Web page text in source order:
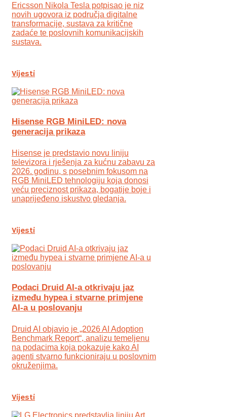
Ericsson Nikola Tesla potpisao je niz
novih ugovora iz područja digitalne
transformacije, sustava za kritične
zadaće te poslovnih komunikacijskih
sustava.
Vijesti
Hisense RGB MiniLED: nova
generacija prikaza
Hisense je predstavio novu liniju
televizora i rješenja za kućnu zabavu za
2026. godinu, s posebnim fokusom na
RGB MiniLED tehnologiju koja donosi
veću preciznost prikaza, bogatije boje i
unaprijeđeno iskustvo gledanja.
Vijesti
Podaci Druid AI-a otkrivaju jaz
između hypea i stvarne primjene
AI-a u poslovanju
Druid AI objavio je „2026 AI Adoption
Benchmark Report“, analizu temeljenu
na podacima koja pokazuje kako AI
agenti stvarno funkcioniraju u poslovnim
okruženjima.
Vijesti